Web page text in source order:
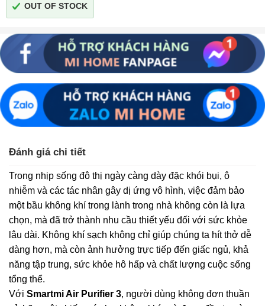
OUT OF STOCK
Đánh giá chi tiết
Trong nhịp sống đô thị ngày càng dày đặc khói bụi, ô
nhiễm và các tác nhân gây dị ứng vô hình, việc đảm bảo
một bầu không khí trong lành trong nhà không còn là lựa
chọn, mà đã trở thành nhu cầu thiết yếu đối với sức khỏe
lâu dài. Không khí sạch không chỉ giúp chúng ta hít thở dễ
dàng hơn, mà còn ảnh hưởng trực tiếp đến giấc ngủ, khả
năng tập trung, sức khỏe hô hấp và chất lượng cuộc sống
tổng thể.
Với Smartmi Air Purifier 3, người dùng không đơn thuần